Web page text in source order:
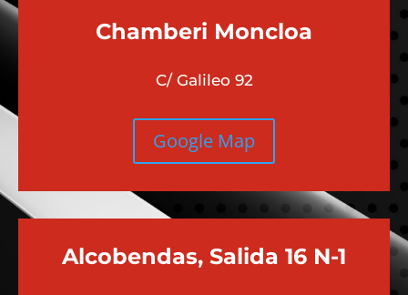
Chamberi Moncloa
C/ Galileo 92
Google Map
Alcobendas, Salida 16 N-1